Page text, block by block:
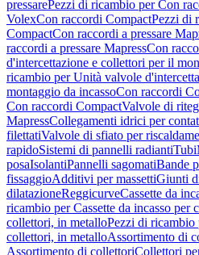
pressarePezzi di ricambio per Con
VolexCon raccordi CompactPezzi di
CompactCon raccordi a pressare
raccordi a pressare MapressCon
d'intercettazione e collettori per il
ricambio per Unità valvole
montaggio da incassoCon raccordi
Con raccordi CompactValvole di
MapressCollegamenti idrici per
filettatiValvole di sfiato per
rapidoSistemi di pannelli radiantiTubi
posaIsolantiPannelli sagomatiBande
fissaggioAdditivi per massettiGiunti
dilatazioneReggicurveCassette da
ricambio per Cassette da incasso per
collettori, in metalloPezzi di ricambio
collettori, in metalloAssortimento di
Assortimento di collettoriCollettori